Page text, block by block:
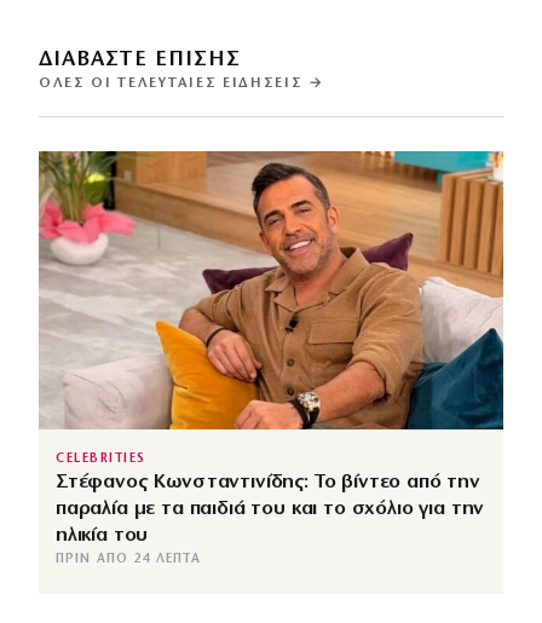
ΔΙΑΒΑΣΤΕ ΕΠΙΣΗΣ
ΌΛΕΣ ΟΙ ΤΕΛΕΥΤΑΊΕΣ ΕΙΔΉΣΕΙΣ →
CELEBRITIES
Στέφανος Κωνσταντινίδης: Το βίντεο από την
παραλία με τα παιδιά του και το σχόλιο για την
ηλικία του
ΠΡΙΝ ΑΠΌ 24 ΛΕΠΤΆ